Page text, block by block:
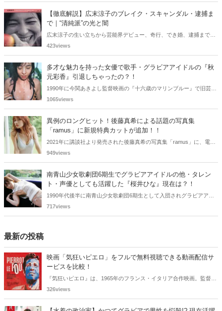
みました。
【徹底解説】広末涼子のブレイク・スキャンダル・逮捕ま
で｜“清純派”の光と闇
広末涼子の生い立ちから芸能界デビュー、奇行、でき婚、逮捕までを
詳しく解説。同世代女優との比較やキャリアの転落の真相に迫りま
423views
多才な魅力を持った女優で歌手・グラビアアイドルの『秋
元彩香』引退しちゃったの？！
1990年に今関あきよし監督映画の『十六歳のマリンブルー』で旧芸名
は古谷 玲香で主演デビューした秋元 彩香さん。映画やドラマ・歌手
なくなりました。
1065views
異例のロングヒット！後藤真希による話題の写真集
「ramus」に新規特典カットが追加！！
2021年に講談社より発売された後藤真希の写真集「ramus」に、電子
版限定特典として新たな5カットを追加した「電子書籍限定カット付
949views
南青山少女歌劇団6期生でグラビアアイドルの他・タレン
ト・声優としても活躍した『桜井ひな』現在は？！
1990年代後半に南青山少女歌劇団6期生として入団されグラビアアイ
ドル、女優、タレント、声優としても活躍した桜井ひなさん。懐かし
717views
最新の投稿
映画「気狂いピエロ」をフルで無料視聴できる動画配信サ
ービスを比較！
『気狂いピエロ』は、1965年のフランス・イタリア合作映画。監督は
ジャン＝リュック・ゴダール。アンナ・カリーナ、ジャン＝ポール・
をご紹介します。
326views